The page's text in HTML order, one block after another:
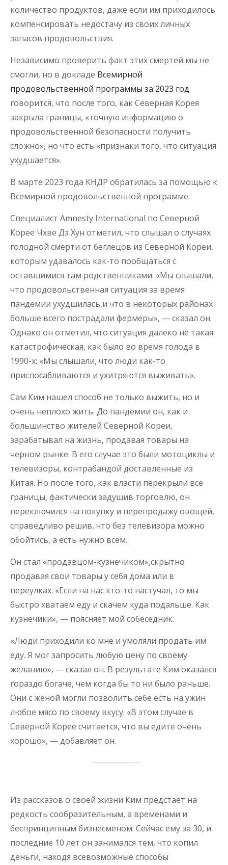
количество продуктов, даже если им приходилось
компенсировать недостачу из своих личных
запасов продовольствия.
Независимо проверить факт этих смертей мы не
смогли, но в докладе Всемирной
продовольственной программы за 2023 год
говорится, что после того, как Северная Корея
закрыла границы, «точную информацию о
продовольственной безопасности получить
сложно», но что есть «признаки того, что ситуация
ухудшается».
В марте 2023 года КНДР обратилась за помощью к
Всемирной продовольственной программе.
Специалист Amnesty International по Северной
Корее Чхве Дэ Хун отметил, что слышал о случаях
голодной смерти от беглецов из Северной Кореи,
которым удавалось как-то пообщаться с
оставшимися там родственниками. «Мы слышали,
что продовольственная ситуация за время
пандемии ухудшилась,и что в некоторых районах
больше всего пострадали фермеры», — сказал он.
Однако он отметил, что ситуация далеко не такая
катастрофическая, как было во время голода в
1990-х: «Мы слышали, что люди как-то
приспосабливаются и ухитряются выживать».
Сам Ким нашел способ не только выжить, но и
очень неплохо жить. До пандемии он, как и
большинство жителей Северной Кореи,
зарабатывал на жизнь, продавая товары на
черном рынке. В его случае это были мотоциклы и
телевизоры, контрабандой доставленные из
Китая. Но после того, как власти перекрыли все
границы, фактически задушив торговлю, он
переключился на покупку и перепродажу овощей,
справедливо решив, что без телевизора можно
обойтись, а есть нужно всем.
Он стал «продавцом-кузнечиком»,скрытно
продавая свои товары у себя дома или в
переулках. «Если на нас кто-то настучал, то мы
быстро хватаем еду и скачем куда подальше. Как
кузнечики», — поясняет мой собеседник.
«Люди приходили ко мне и умоляли продать им
еду. Я мог запросить любую цену по своему
желанию», — сказал он. В результате Ким оказался
гораздо богаче, чем когда бы то ни было раньше.
Они с женой могли позволить себе есть на ужин
любое мясо по своему вкусу. «В этом случае в
Северной Корее считается, что вы едите очень
хорошо», — добавляет он.
Из рассказов о своей жизни Ким предстает на
редкость сообразительным, а временами и
беспринципным бизнесменом. Сейчас ему за 30, и
последние 10 лет он занимался тем, что копил
деньги, находя всевозможные способы